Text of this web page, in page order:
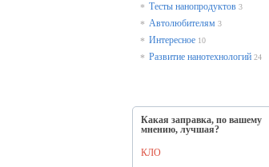
* Тесты нанопродуктов 3
* Автолюбителям 3
* Интересное 10
* Развитие нанотехнологий 24
Какая заправка, по вашему
мнению, лучшая?
КЛО